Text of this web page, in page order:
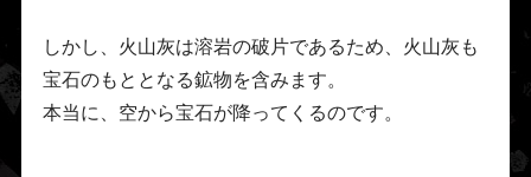
しかし、火山灰は溶岩の破片であるため、火山灰も
宝石のもととなる鉱物を含みます。
本当に、空から宝石が降ってくるのです。